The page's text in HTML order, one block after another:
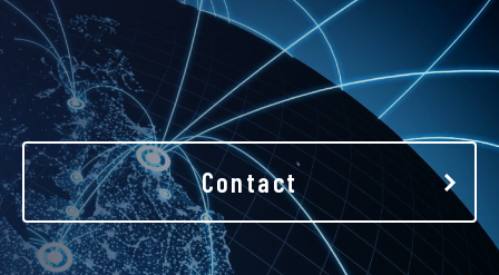
Contact